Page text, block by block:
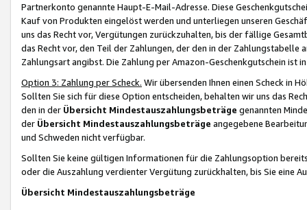
Partnerkonto genannte Haupt-E-Mail-Adresse. Diese
Kauf von Produkten eingelöst werden und unterliegen unseren
uns das Recht vor, Vergütungen zurückzuhalten, bis der fällige
das Recht vor, den Teil der Zahlungen, der den in der
Zahlungsart angibst. Die Zahlung per Amazon-Geschenkgutschein ist
Option 3: Zahlung per Scheck. Wir übersenden Ihnen einen Scheck in
Sollten Sie sich für diese Option entscheiden, behalten wir uns das
den in der Übersicht Mindestauszahlungsbeträge genannten
der Übersicht Mindestauszahlungsbeträge angegebene
und Schweden nicht verfügbar.
Sollten Sie keine gültigen Informationen für die Zahlungsoption
oder die Auszahlung verdienter Vergütung zurückhalten, bis Sie
Übersicht Mindestauszahlungsbeträge